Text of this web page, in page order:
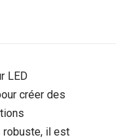
LED
créer des
robuste, il est